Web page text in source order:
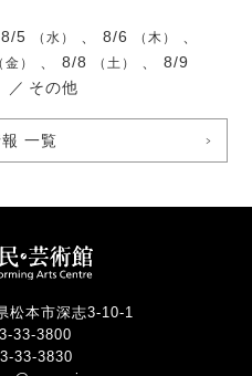
8/5 （水） 、 8/6 （木）
金） 、 8/8 （土） 、 8/9
／ その他
一覧
松本市深志3-10-1
33-3800
33-3830